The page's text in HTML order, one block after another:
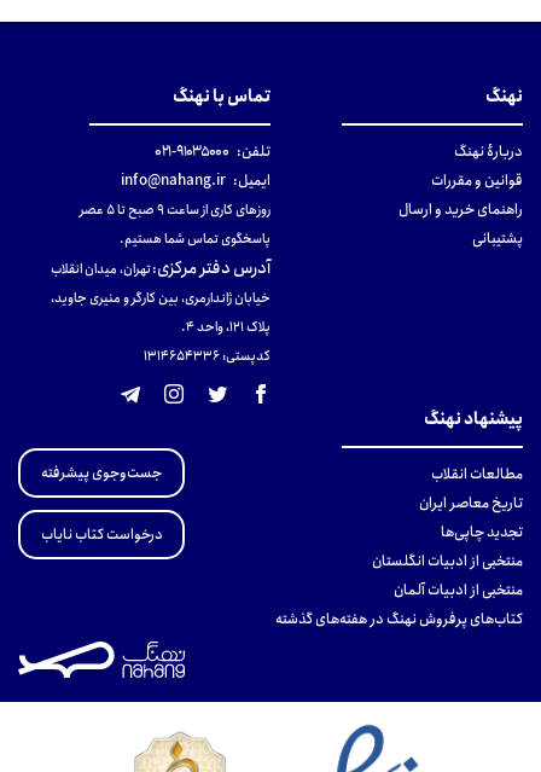
نهنگ
دربارهٔ نهنگ
قوانین و مقررات
راهنمای خرید و ارسال
پشتیبانی
تماس با نهنگ
تلفن: ۹۱۰۳۵۰۰۰-۰۲۱
ایمیل: info@nahang.ir
روزهای کاری از ساعت ۹ صبح تا ۵ عصر
پاسخگوی تماس شما هستیم.
آدرس دفتر مرکزی:تهران، میدان انقلاب
خیابان ژاندارمری، بین کارگر و منیری جاوید،
پلاک 121، واحد ۴.
کدپستی: 131465433۶
پیشنهاد نهنگ
مطالعات انقلاب
تاریخ معاصر ایران
تجدید چاپی‌ها
منتخبی از ادبیات انگلستان
منتخبی از ادبیات آلمان
کتاب‌های پرفروش نهنگ در هفته‌های گذشته
جست‌وجوی پیشرفته
درخواست کتاب نایاب